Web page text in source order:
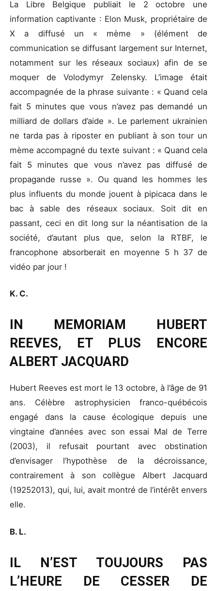
La Libre Belgique publiait le 2 octobre une
information captivante : Elon Musk, propriétaire de
X a diffusé un « mème » (élément de
communication se diffusant largement sur Internet,
notamment sur les réseaux sociaux) afin de se
moquer de Volodymyr Zelensky. L’image était
accompagnée de la phrase suivante : « Quand cela
fait 5 minutes que vous n’avez pas demandé un
milliard de dollars d’aide ». Le parlement ukrainien
ne tarda pas à riposter en publiant à son tour un
mème accompagné du texte suivant : « Quand cela
fait 5 minutes que vous n’avez pas diffusé de
propagande russe ». Ou quand les hommes les
plus influents du monde jouent à pipicaca dans le
bac à sable des réseaux sociaux. Soit dit en
passant, ceci en dit long sur la néantisation de la
société, d’autant plus que, selon la RTBF, le
francophone absorberait en moyenne 5 h 37 de
vidéo par jour !
K. C.
IN MEMORIAM HUBERT
REEVES, ET PLUS ENCORE
ALBERT JACQUARD
Hubert Reeves est mort le 13 octobre, à l’âge de 91
ans. Célèbre astrophysicien franco-québécois
engagé dans la cause écologique depuis une
vingtaine d’années avec son essai Mal de Terre
(2003), il refusait pourtant avec obstination
d’envisager l’hypothèse de la décroissance,
contrairement à son collègue Albert Jacquard
(19252013), qui, lui, avait montré de l’intérêt envers
elle.
B. L.
IL N’EST TOUJOURS PAS
L’HEURE DE CESSER DE